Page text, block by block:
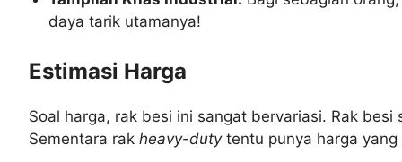
daya tarik utamanya!
Estimasi Harga
Soal harga, rak besi ini sangat bervariasi. Rak
Sementara rak heavy-dutytentu punya harga